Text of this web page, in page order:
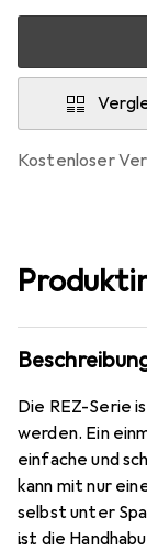
kostenloser
Die REZ-Serie
werden. Ein
einfache und
kann mit nur
selbst unter
ist die